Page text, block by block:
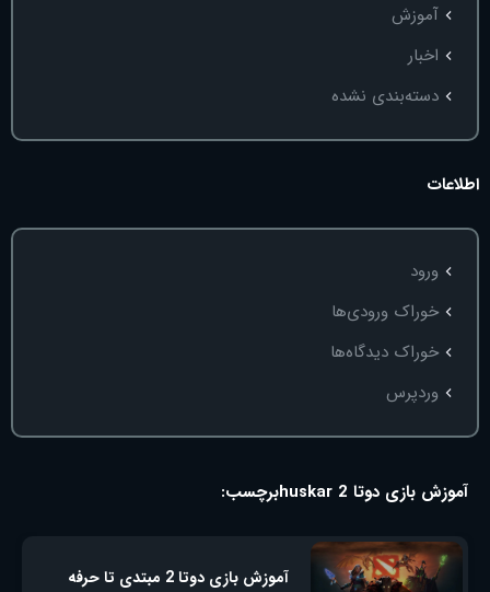
آموزش
اخبار
دسته‌بندی نشده
اطلاعات
ورود
خوراک ورودی‌ها
خوراک دیدگاه‌ها
وردپرس
برچسب: آموزش بازی دوتا 2 huskar
آموزش بازی دوتا 2 مبتدی تا حرفه